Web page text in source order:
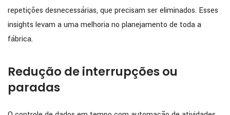
repetições desnecessárias, que precisam ser eliminados. Esses
insights levam a uma melhoria no planejamento de toda a
fábrica.
Redução de interrupções ou
paradas